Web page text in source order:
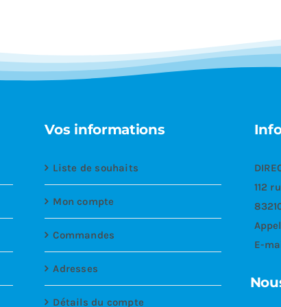
Vos informations
Liste de souhaits
Mon compte
Commandes
Adresses
Détails du compte
112
E-